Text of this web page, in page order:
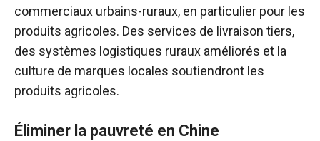
commerciaux urbains-ruraux, en particulier pour les
produits agricoles. Des services de livraison tiers,
des systèmes logistiques ruraux améliorés et la
culture de marques locales soutiendront les
produits agricoles.
Éliminer la pauvreté en Chine